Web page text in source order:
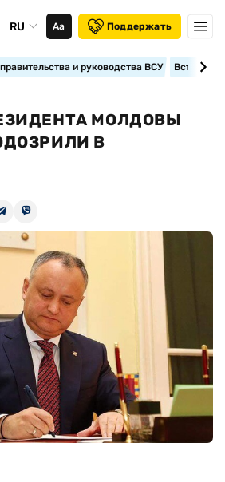
RU Аа Поддержать
и руководства ВСУ
МОЛДОВЫ
В